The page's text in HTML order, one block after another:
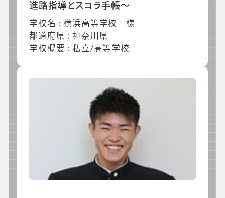
進路指導とスコラ手帳～
学校名 : 横浜高等学校 様
都道府県 : 神奈川県
学校概要 : 私立/高等学校